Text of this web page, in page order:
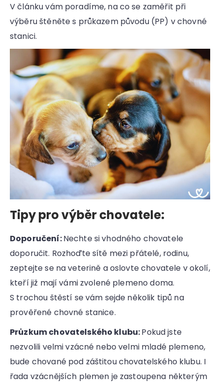
V článku vám poradíme, na co se zaměřit při
výběru štěněte s průkazem původu (PP) v chovné
stanici.
Tipy pro výběr chovatele:
Doporučení:Nechte si vhodného chovatele
doporučit. Rozhoďte sítě mezi přátelé, rodinu,
zeptejte se na veterině a oslovte chovatele v okolí,
kteří již mají vámi zvolené plemeno doma.
S trochou štěstí se vám sejde několik tipů na
prověřené chovné stanice.
Průzkum chovatelského klubu:Pokud jste
nezvolili velmi vzácné nebo velmi mladé plemeno,
bude chované pod záštitou chovatelského klubu. I
řada vzácnějších plemen je zastoupena některým